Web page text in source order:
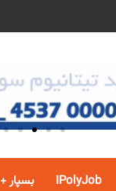
IPolyJob بسپار +